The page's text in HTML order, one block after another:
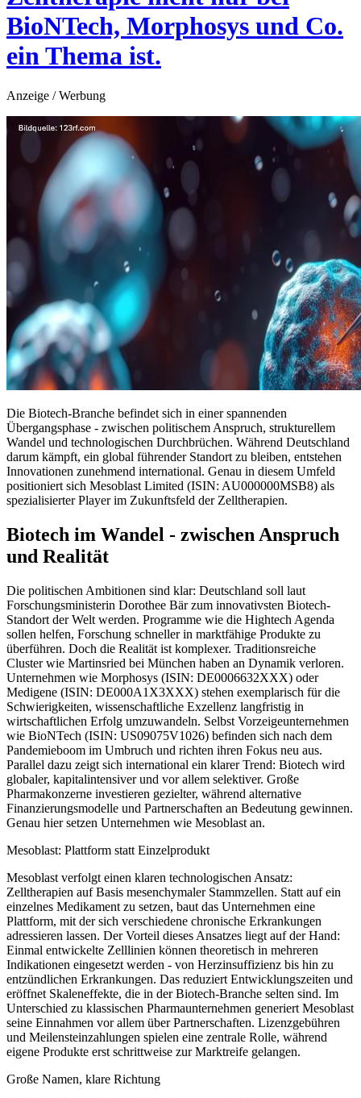
BioNTech, Morphosys und Co.
ein Thema ist.
Anzeige / Werbung
Die Biotech-Branche befindet sich in einer spannenden
Übergangsphase - zwischen politischem Anspruch, strukturellem
Wandel und technologischen Durchbrüchen. Während Deutschland
darum kämpft, ein global führender Standort zu bleiben, entstehen
Innovationen zunehmend international. Genau in diesem Umfeld
positioniert sich Mesoblast Limited (ISIN: AU000000MSB8) als
spezialisierter Player im Zukunftsfeld der Zelltherapien.
Biotech im Wandel - zwischen Anspruch
und Realität
Die politischen Ambitionen sind klar: Deutschland soll laut
Forschungsministerin Dorothee Bär zum innovativsten Biotech-
Standort der Welt werden. Programme wie die Hightech Agenda
sollen helfen, Forschung schneller in marktfähige Produkte zu
überführen. Doch die Realität ist komplexer. Traditionsreiche
Cluster wie Martinsried bei München haben an Dynamik verloren.
Unternehmen wie Morphosys (ISIN: DE0006632XXX) oder
Medigene (ISIN: DE000A1X3XXX) stehen exemplarisch für die
Schwierigkeiten, wissenschaftliche Exzellenz langfristig in
wirtschaftlichen Erfolg umzuwandeln. Selbst Vorzeigeunternehmen
wie BioNTech (ISIN: US09075V1026) befinden sich nach dem
Pandemieboom im Umbruch und richten ihren Fokus neu aus.
Parallel dazu zeigt sich international ein klarer Trend: Biotech wird
globaler, kapitalintensiver und vor allem selektiver. Große
Pharmakonzerne investieren gezielter, während alternative
Finanzierungsmodelle und Partnerschaften an Bedeutung gewinnen.
Genau hier setzen Unternehmen wie Mesoblast an.
Mesoblast: Plattform statt Einzelprodukt
Mesoblast verfolgt einen klaren technologischen Ansatz:
Zelltherapien auf Basis mesenchymaler Stammzellen. Statt auf ein
einzelnes Medikament zu setzen, baut das Unternehmen eine
Plattform, mit der sich verschiedene chronische Erkrankungen
adressieren lassen. Der Vorteil dieses Ansatzes liegt auf der Hand:
Einmal entwickelte Zelllinien können theoretisch in mehreren
Indikationen eingesetzt werden - von Herzinsuffizienz bis hin zu
entzündlichen Erkrankungen. Das reduziert Entwicklungszeiten und
eröffnet Skaleneffekte, die in der Biotech-Branche selten sind. Im
Unterschied zu klassischen Pharmaunternehmen generiert Mesoblast
seine Einnahmen vor allem über Partnerschaften. Lizenzgebühren
und Meilensteinzahlungen spielen eine zentrale Rolle, während
eigene Produkte erst schrittweise zur Marktreife gelangen.
Große Namen, klare Richtung